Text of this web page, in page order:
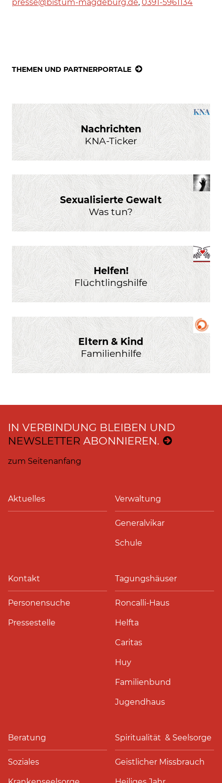
presse@bistum-magdeburg.de, 0391-5961134
THEMEN UND PARTNERPORTALE
Nachrichten
KNA-Ticker
Sexualisierte Gewalt
Was tun?
Helfen!
Flüchtlingshilfe
Eltern & Kind
Familienhilfe
IN VERBINDUNG BLEIBEN UND
NEWSLETTER ABONNIEREN.
zum Seitenanfang
Aktuelles Verwaltung
Generalvikar
Schule
Kontakt
Personensuche
Pressestelle
Tagungshäuser
Roncalli-Haus
Helfta
Caritas
Huy
Familienbund
Jugendhaus
Beratung
Soziales
Spiritualität & Seelsorge
Geistlicher Missbrauch